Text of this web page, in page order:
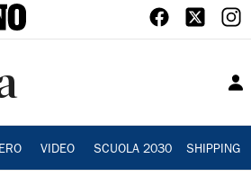
VIDEO SCUOLA 2030 SHIPPING